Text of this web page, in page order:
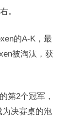
。
的A-K，最
被淘汰，获
第2个冠军，
决赛桌的泡